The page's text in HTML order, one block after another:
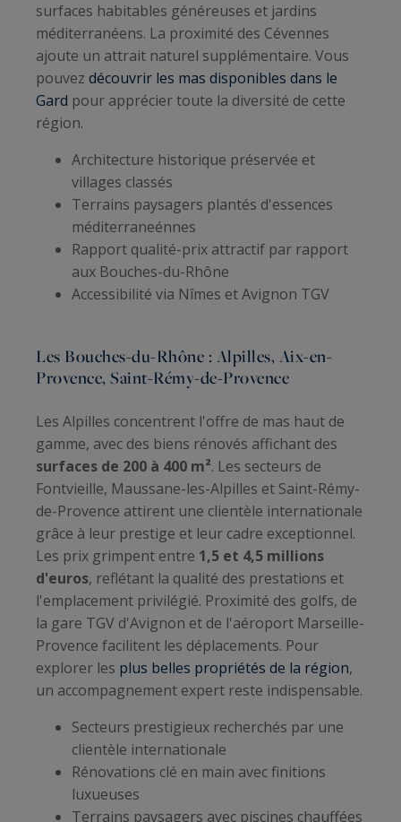
surfaces habitables généreuses et jardins
méditerranéens. La proximité des Cévennes
ajoute un attrait naturel supplémentaire. Vous
pouvez découvrir les mas disponibles dans le
Gard pour apprécier toute la diversité de cette
région.
Architecture historique préservée et
villages classés
Terrains paysagers plantés d'essences
méditerraneénnes
Rapport qualité-prix attractif par rapport
aux Bouches-du-Rhône
Accessibilité via Nîmes et Avignon TGV
Les Bouches-du-Rhône : Alpilles, Aix-en-
Provence, Saint-Rémy-de-Provence
Les Alpilles concentrent l'offre de mas haut de
gamme, avec des biens rénovés affichant des
surfaces de 200 à 400 m². Les secteurs de
Fontvieille, Maussane-les-Alpilles et Saint-Rémy-
de-Provence attirent une clientèle internationale
grâce à leur prestige et leur cadre exceptionnel.
Les prix grimpent entre 1,5 et 4,5 millions
d'euros, reflétant la qualité des prestations et
l'emplacement privilégié. Proximité des golfs, de
la gare TGV d'Avignon et de l'aéroport Marseille-
Provence facilitent les déplacements. Pour
explorer les plus belles propriétés de la région,
un accompagnement expert reste indispensable.
Secteurs prestigieux recherchés par une
clientèle internationale
Rénovations clé en main avec finitions
luxueuses
Terrains paysagers avec piscines chauffées